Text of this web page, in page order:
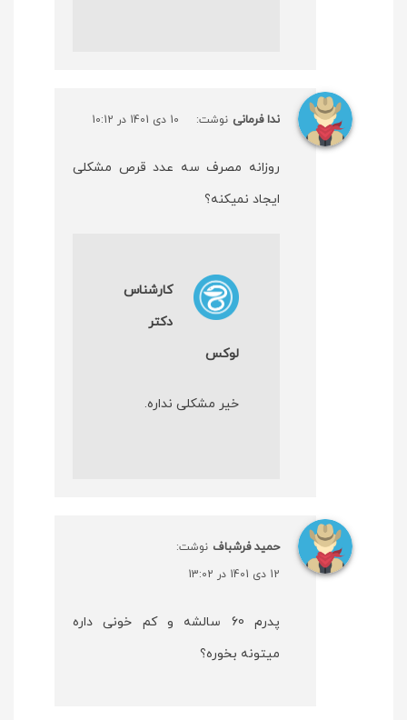
ندا فرمانی نوشت: 10 دی 1401 در 10:12
روزانه مصرف سه عدد قرص مشکلی
ایجاد نمیکنه؟
کارشناس
دکتر
لوکس
خیر مشکلی نداره.
حمید فرشباف نوشت:
12 دی 1401 در 13:02
پدرم 60 سالشه و کم خونی داره
میتونه بخوره؟